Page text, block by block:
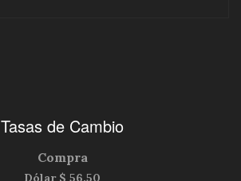
Tasas de Cambio
Compra
Dólar $ 56.50